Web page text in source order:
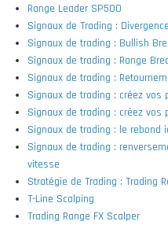
Range Leader SP500
Signaux de Trading :
Signaux de trading : Bullish
Signaux de trading : Range
Signaux de trading :
Signaux de trading : créez vos
Signaux de trading : créez vos
Signaux de trading : le
Signaux de trading :
vitesse
Stratégie de Trading : Trading
T-Line Scalping
Trading Range FX Scalper